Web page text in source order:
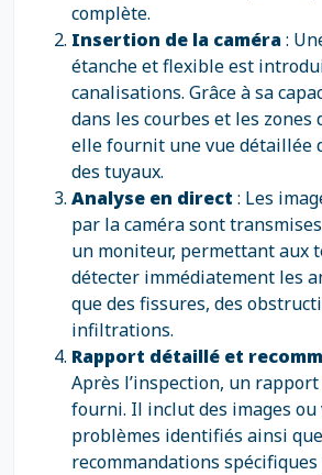
complète.
Insertion de la caméra:
étanche et flexible est
canalisations. Grâce à sa
dans les courbes et les zones
elle fournit une vue détaillée
des tuyaux.
Analyse en direct : Les
par la caméra sont
un moniteur, permettant aux
détecter immédiatement les
que des fissures, des
infiltrations.
Rapport détaillé et
Après l’inspection, un
fourni. Il inclut des images ou
problèmes identifiés ainsi
recommandations